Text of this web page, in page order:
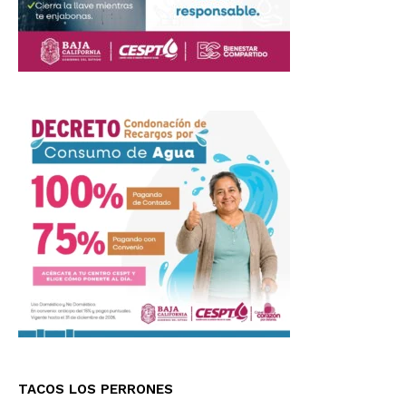
TACOS LOS PERRONES